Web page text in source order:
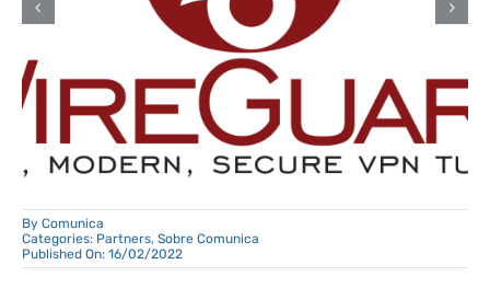
¿Qué es Comunica?
By Comunica
Categories: Partners, Sobre Comunica
Published On: 16/02/2022